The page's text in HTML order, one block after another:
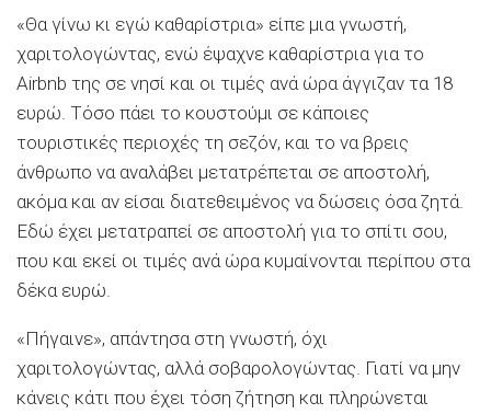
«Θα γίνω κι εγώ καθαρίστρια» είπε μια γνωστή,
χαριτολογώντας, ενώ έψαχνε καθαρίστρια για το
Airbnb της σε νησί και οι τιμές ανά ώρα άγγιζαν τα 18
ευρώ. Τόσο πάει το κουστούμι σε κάποιες
τουριστικές περιοχές τη σεζόν, και το να βρεις
άνθρωπο να αναλάβει μετατρέπεται σε αποστολή,
ακόμα και αν είσαι διατεθειμένος να δώσεις όσα ζητά.
Εδώ έχει μετατραπεί σε αποστολή για το σπίτι σου,
που και εκεί οι τιμές ανά ώρα κυμαίνονται περίπου στα
δέκα ευρώ.
«Πήγαινε», απάντησα στη γνωστή, όχι
χαριτολογώντας, αλλά σοβαρολογώντας. Γιατί να μην
κάνεις κάτι που έχει τόση ζήτηση και πληρώνεται